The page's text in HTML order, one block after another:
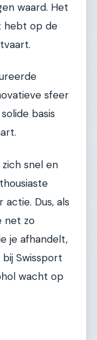
waard. Het
hebt op de
sfeer
basis
snel en
Dus, als
net zo
je afhandelt,
Swissport
wacht op